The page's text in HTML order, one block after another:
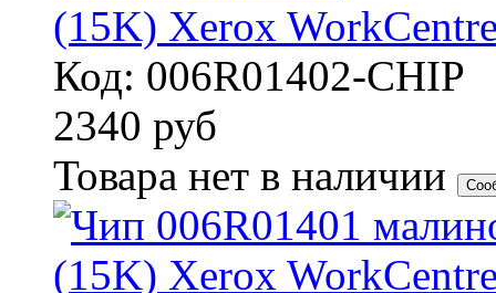
(15K) Xerox
Код: 006R01402-CHIP
2340 руб
Товара нет в наличии